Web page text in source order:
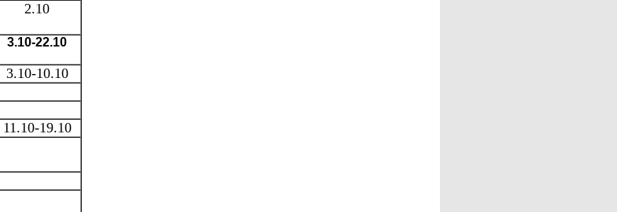
2.10
3.10-22.10
3.10-10.10
11.10-19.10